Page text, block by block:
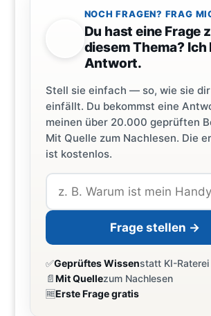
NOCH FRAGEN? FRAG
Du hast eine Frage
diesem Thema? Ich
Antwort.
Stell sie einfach — so, wie sie
einfällt. Du bekommst eine
meinen über 20.000 geprüften
Mit Quelle zum Nachlesen. Die
ist kostenlos.
Frage stellen →
✅Geprüftes Wissenstatt KI-Raterei
📄Mit Quellezum Nachlesen
🆓Erste Frage gratis